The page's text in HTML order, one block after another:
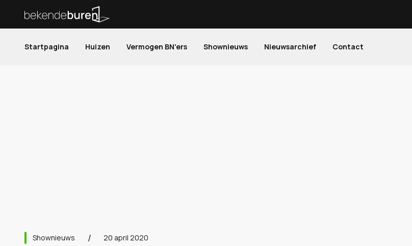
Startpagina Huizen Vermogen BN'ers Shownieuws Nieuwsarchief Contact
Shownieuws 20 april 2020